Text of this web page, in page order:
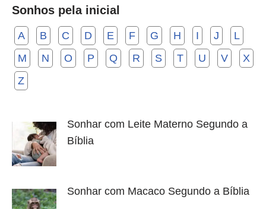
Sonhos pela inicial
A B C D E F G H I J
L
M
N O P Q R S T U V
X
Z
Sonhar com Leite Materno Segundo a
Bíblia
Sonhar com Macaco Segundo a Bíblia